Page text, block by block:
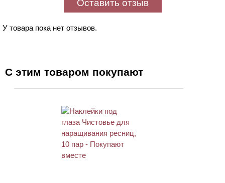
Оставить отзыв
У товара пока нет отзывов.
С этим товаром покупают